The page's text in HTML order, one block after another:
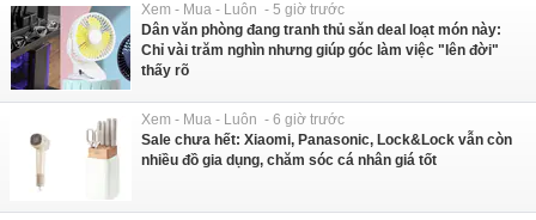
Xem - Mua - Luôn - 5 giờ trước
Dân văn phòng đang tranh thủ săn deal loạt món này:
Chỉ vài trăm nghìn nhưng giúp góc làm việc "lên đời"
thấy rõ
Xem - Mua - Luôn - 6 giờ trước
Sale chưa hết: Xiaomi, Panasonic, Lock&Lock vẫn còn
nhiều đồ gia dụng, chăm sóc cá nhân giá tốt